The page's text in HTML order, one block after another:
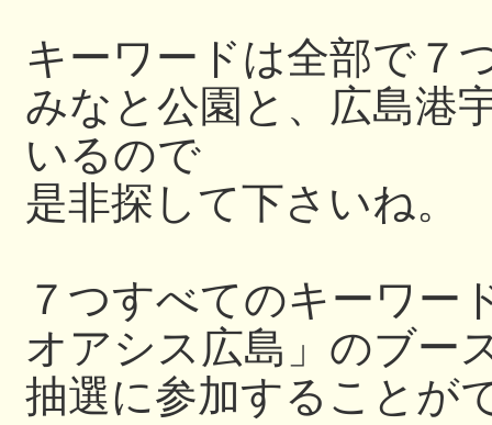
キーワードは全部
みなと公園と、広島港
いるので
是非探して下さいね。
７つすべてのキーワー
オアシス広島」のブー
抽選に参加することが